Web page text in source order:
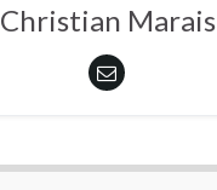
Christian Marais